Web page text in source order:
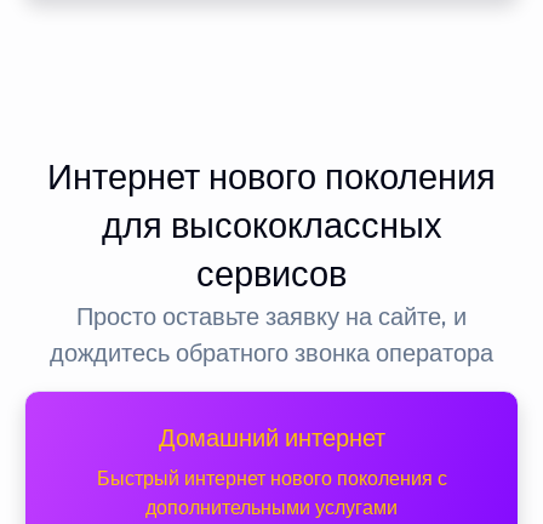
Интернет нового поколения
для высококлассных
сервисов
Просто оставьте заявку на сайте, и
дождитесь обратного звонка оператора
Домашний интернет
Быстрый интернет нового поколения с
дополнительными услугами